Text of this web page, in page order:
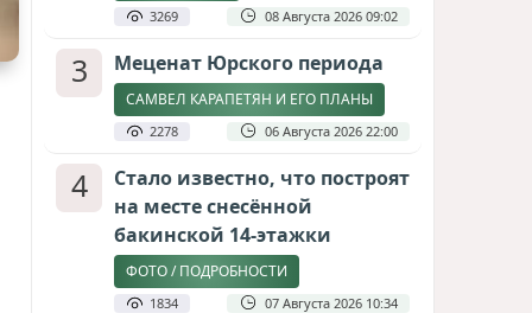
3269 08 Августа 2026 09:02
3 Меценат Юрского периода
САМВЕЛ КАРАПЕТЯН И ЕГО ПЛАНЫ
2278 06 Августа 2026 22:00
4
Стало известно, что построят
на месте снесённой
бакинской 14-этажки
ФОТО / ПОДРОБНОСТИ
1834 07 Августа 2026 10:34